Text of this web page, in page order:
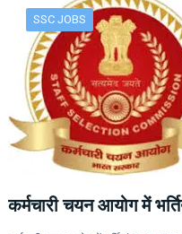
SSC JOBS
कर्मचारी चयन आयोग में